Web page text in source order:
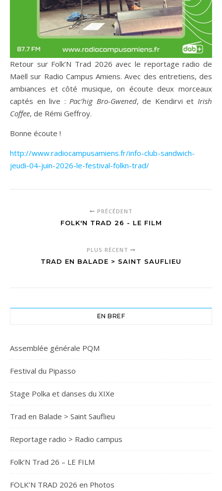
Retour sur Folk’N Trad 2026 avec le reportage radio de
Maëll sur Radio Campus Amiens. Avec des entretiens, des
ambiances et côté musique, on écoute deux morceaux
captés en live :Pac’hig Bro-Gwened, de Kendirvi etIrish
Coffee, de Rémi Geffroy.
Bonne écoute !
http://www.radiocampusamiens.fr/info-club-sandwich-
jeudi-04-juin-2026-le-festival-folkn-trad/
PRÉCÉDENT
FOLK'N TRAD 26 - LE FILM
PLUS RÉCENT
TRAD EN BALADE > SAINT SAUFLIEU
EN BREF
Assemblée générale PQM
Festival du Pipasso
Stage Polka et danses du XIXe
Trad en Balade > Saint Sauflieu
Reportage radio > Radio campus
Folk’N Trad 26 – LE FILM
FOLK’N TRAD 2026 en Photos